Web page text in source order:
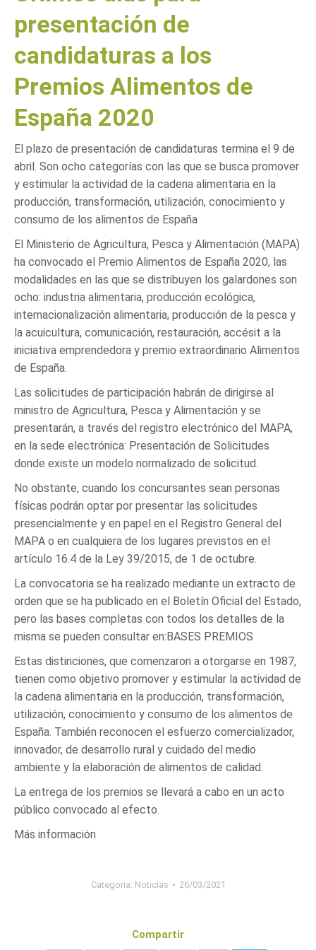
presentación de
candidaturas a los
Premios Alimentos de
España 2020
El plazo de presentación de candidaturas termina el 9 de
abril. Son ocho categorías con las que se busca promover
y estimular la actividad de la cadena alimentaria en la
producción, transformación, utilización, conocimiento y
consumo de los alimentos de España
El Ministerio de Agricultura, Pesca y Alimentación (MAPA)
ha convocado el Premio Alimentos de España 2020, las
modalidades en las que se distribuyen los galardones son
ocho: industria alimentaria, producción ecológica,
internacionalización alimentaria, producción de la pesca y
la acuicultura, comunicación, restauración, accésit a la
iniciativa emprendedora y premio extraordinario Alimentos
de España.
Las solicitudes de participación habrán de dirigirse al
ministro de Agricultura, Pesca y Alimentación y se
presentarán, a través del registro electrónico del MAPA,
en la sede electrónica: Presentación de Solicitudes
donde existe un modelo normalizado de solicitud.
No obstante, cuando los concursantes sean personas
físicas podrán optar por presentar las solicitudes
presencialmente y en papel en el Registro General del
MAPA o en cualquiera de los lugares previstos en el
artículo 16.4 de la Ley 39/2015, de 1 de octubre.
La convocatoria se ha realizado mediante un extracto de
orden que se ha publicado en el Boletín Oficial del Estado,
pero las bases completas con todos los detalles de la
misma se pueden consultar en:BASES PREMIOS
Estas distinciones, que comenzaron a otorgarse en 1987,
tienen como objetivo promover y estimular la actividad de
la cadena alimentaria en la producción, transformación,
utilización, conocimiento y consumo de los alimentos de
España. También reconocen el esfuerzo comercializador,
innovador, de desarrollo rural y cuidado del medio
ambiente y la elaboración de alimentos de calidad.
La entrega de los premios se llevará a cabo en un acto
público convocado al efecto.
Más información
Categoria: Noticias 26/03/2021
Compartir